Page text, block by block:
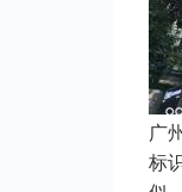
广
标